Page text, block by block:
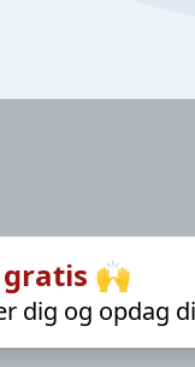
gratis 🙌
dig og opdag